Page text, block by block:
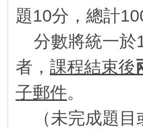
題10分，總計
分數將統一於
者， 課程結束後
子郵件。
（未完成題目